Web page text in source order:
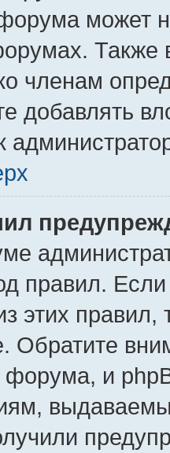
может
Также
членам
добавлять
правил.
этих
Обратите
и